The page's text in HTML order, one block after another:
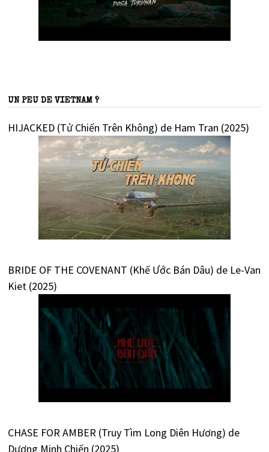
UN PEU DE VIETNAM ?
HIJACKED (Tử Chiến Trên Không) de Ham Tran (2025)
BRIDE OF THE COVENANT (Khế Ước Bán Dâu) de Le-Van
Kiet (2025)
CHASE FOR AMBER (Truy Tìm Long Diên Hương) de
Dương Minh Chiến (2025)